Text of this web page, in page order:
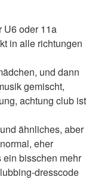
U6 oder 11a
in alle richtungen
und dann
gemischt,
achtung club ist
ähnliches, aber
eher
ein bisschen mehr
dresscode